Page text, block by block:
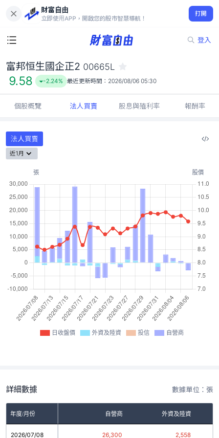
財富自由
立即使用APP，開啟您的股市智慧導航！
打開
登入
9.58
-2.24%
富邦恒生國企正2 00665L
9.58 -2.24% 最近更新時間： 2026/08/06 05:30
個股概覽 法人買賣 股息與殖利率 報酬率
法人買賣
近1月
日收盤價 外資及陸資 投信 自營商
詳細數據 數據單位：張
年度/月份 自營商 外資及陸資
2026/07/08 26,300 2,558